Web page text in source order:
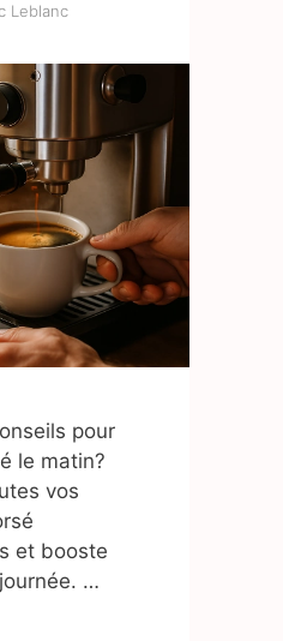
Leblanc
pour
le matin?
vos
et booste
…